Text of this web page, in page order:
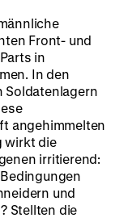
Front- und
in
In den
Soldatenlagern
angehimmelten
wirkt die
irritierend:
und
Stellten die